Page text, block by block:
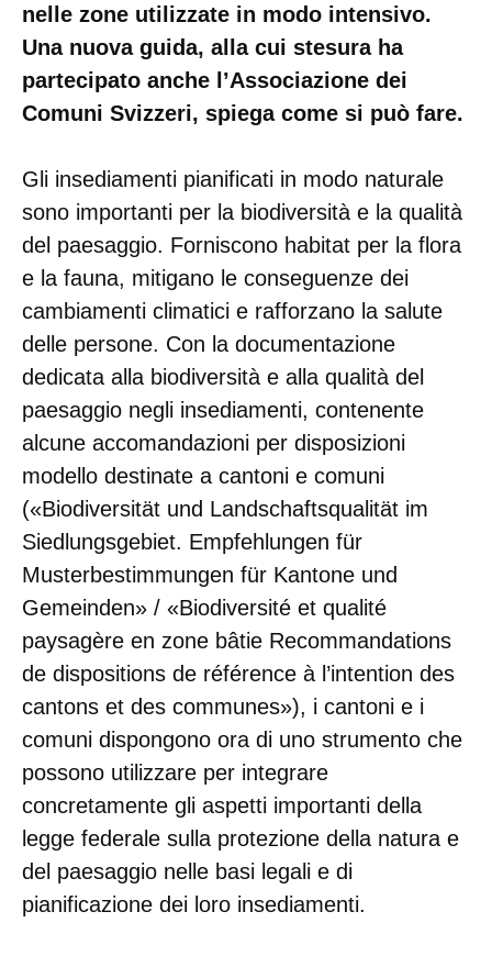
nelle zone utilizzate in modo intensivo.
Una nuova guida, alla cui stesura ha
partecipato anche l’Associazione dei
Comuni Svizzeri, spiega come si può fare.
Gli insediamenti pianificati in modo naturale
sono importanti per la biodiversità e la qualità
del paesaggio. Forniscono habitat per la flora
e la fauna, mitigano le conseguenze dei
cambiamenti climatici e rafforzano la salute
delle persone. Con la documentazione
dedicata alla biodiversità e alla qualità del
paesaggio negli insediamenti, contenente
alcune accomandazioni per disposizioni
modello destinate a cantoni e comuni
(«Biodiversität und Landschaftsqualität im
Siedlungsgebiet. Empfehlungen für
Musterbestimmungen für Kantone und
Gemeinden» / «Biodiversité et qualité
paysagère en zone bâtie Recommandations
de dispositions de référence à l’intention des
cantons et des communes»), i cantoni e i
comuni dispongono ora di uno strumento che
possono utilizzare per integrare
concretamente gli aspetti importanti della
legge federale sulla protezione della natura e
del paesaggio nelle basi legali e di
pianificazione dei loro insediamenti.